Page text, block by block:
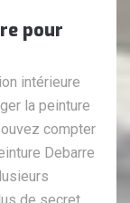
pour
intérieure
la peinture
compter
Debarre